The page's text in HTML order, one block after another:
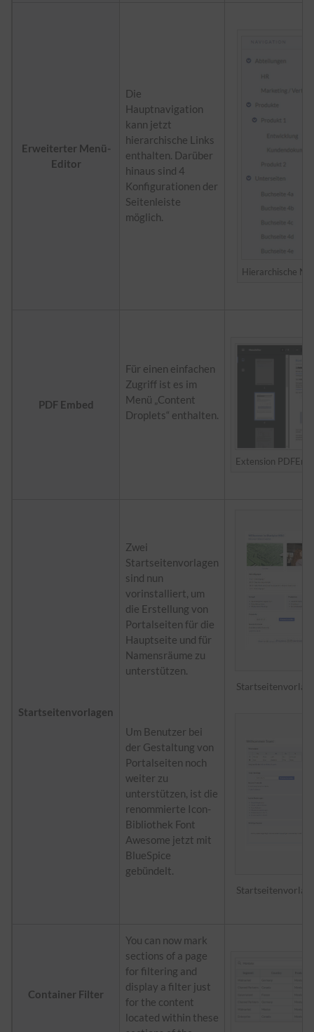
Erweiterter Menü-
Editor
Die
Hauptnavigation
kann jetzt
hierarchische Links
enthalten. Darüber
hinaus sind 4
Konfigurationen der
Seitenleiste
möglich.
Hierarchische
PDF Embed
Für einen einfachen
Zugriff ist es im
Menü „Content
Droplets“ enthalten.
Extension
Startseitenvorlagen
Zwei
Startseitenvorlagen
sind nun
vorinstalliert, um
die Erstellung von
Portalseiten für die
Hauptseite und für
Namensräume zu
unterstützen.
Um Benutzer bei
der Gestaltung von
Portalseiten noch
weiter zu
unterstützen, ist die
renommierte Icon-
Bibliothek Font
Awesome jetzt mit
BlueSpice
gebündelt.
Container Filter
You can now mark
sections of a page
for filtering and
display a filter just
for the content
located within these